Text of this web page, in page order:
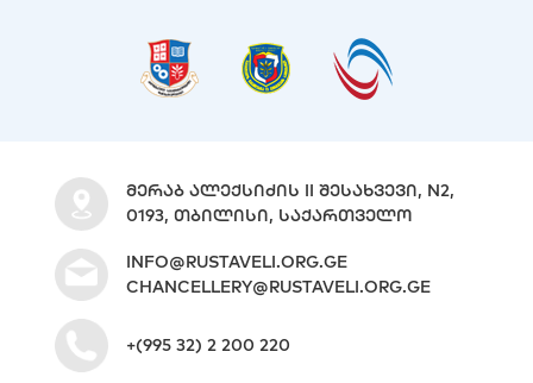
ᲛᲔᲠᲐᲑ ᲐᲚᲔᲥᲡᲘᲫᲘᲡ II ᲨᲔᲡᲐᲮᲕᲔᲕᲘ, N2,
0193, ᲗᲑᲘᲚᲘᲡᲘ, ᲡᲐᲥᲐᲠᲗᲕᲔᲚᲝ
INFO@RUSTAVELI.ORG.GE
CHANCELLERY@RUSTAVELI.ORG.GE
+(995 32) 2 200 220